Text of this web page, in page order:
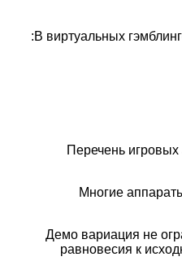
В виртуальных
Перечень
Многие
Демо вариация не
равновесия к